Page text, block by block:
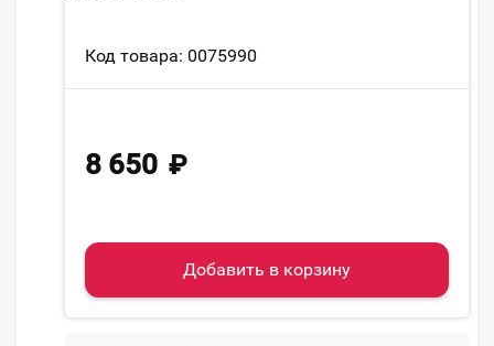
Код товара: 0075990
8 650 ₽
Добавить в корзину